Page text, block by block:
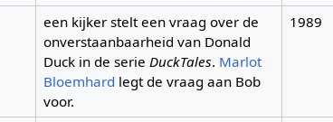
een kijker stelt een vraag over de
onverstaanbaarheid van Donald
Duck in de serie DuckTales. Marlot
Bloemhard legt de vraag aan Bob
voor.
1989